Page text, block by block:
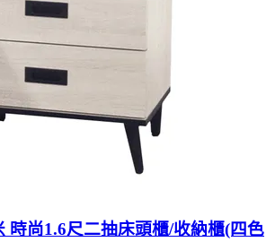
時尚1.6尺二抽床頭櫃/收納櫃(四色